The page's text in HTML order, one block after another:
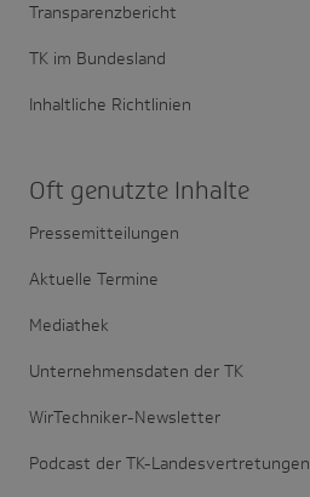
Transparenzbericht
TK im Bundesland
Inhaltliche Richtlinien
Oft genutzte Inhalte
Pressemitteilungen
Aktuelle Termine
Mediathek
Unternehmensdaten der TK
WirTechniker-Newsletter
Podcast der TK-Landesvertretungen